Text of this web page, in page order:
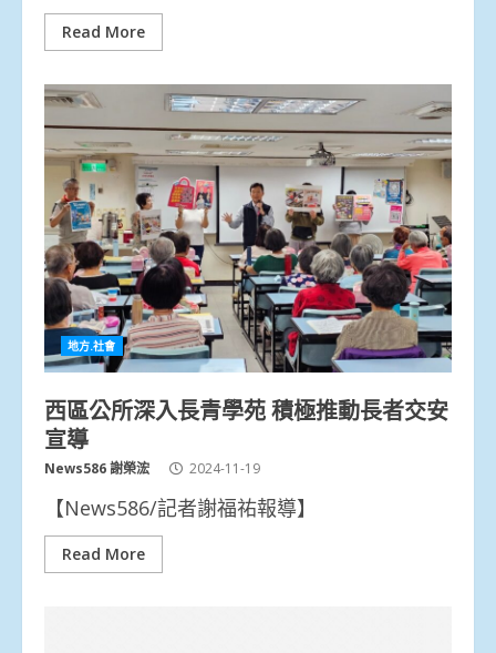
Read More
地方.社會
西區公所深入長青學苑 積極推動長者交安
宣導
News586 謝榮浤 2024-11-19
【News586/記者謝福祐報導】
Read More